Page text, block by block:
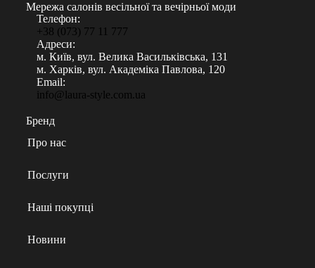
Мережа салонів весільної та вечірньої моди
Телефон:
+38 (073) 77 11 777
Адреси:
м. Київ, вул. Велика Васильківська, 131
м. Харків, вул. Академіка Павлова, 120
Email:
info@laura-style.com.ua
Бренд
Про нас
Послуги
Наші покупці
Новини